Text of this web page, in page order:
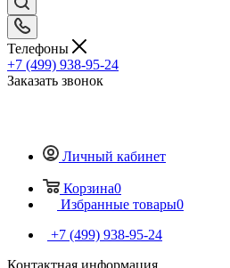
Телефоны
+7 (499) 938-95-24
Заказать звонок
Личный кабинет
Корзина0
Избранные товары0
+7 (499) 938-95-24
Контактная информация